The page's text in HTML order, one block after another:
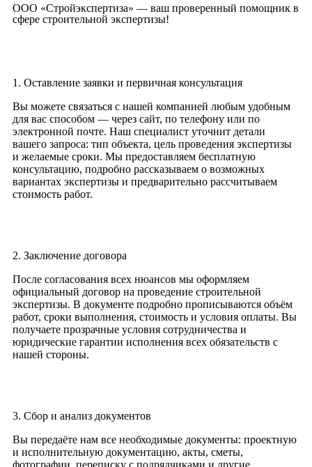
ООО «Стройэкспертиза» — ваш проверенный помощник в
сфере строительной экспертизы!
1. Оставление заявки и первичная консультация
Вы можете связаться с нашей компанией любым удобным
для вас способом — через сайт, по телефону или по
электронной почте. Наш специалист уточнит детали
вашего запроса: тип объекта, цель проведения экспертизы
и желаемые сроки. Мы предоставляем бесплатную
консультацию, подробно рассказываем о возможных
вариантах экспертизы и предварительно рассчитываем
стоимость работ.
2. Заключение договора
После согласования всех нюансов мы оформляем
официальный договор на проведение строительной
экспертизы. В документе подробно прописываются объём
работ, сроки выполнения, стоимость и условия оплаты. Вы
получаете прозрачные условия сотрудничества и
юридические гарантии исполнения всех обязательств с
нашей стороны.
3. Сбор и анализ документов
Вы передаёте нам все необходимые документы: проектную
и исполнительную документацию, акты, сметы,